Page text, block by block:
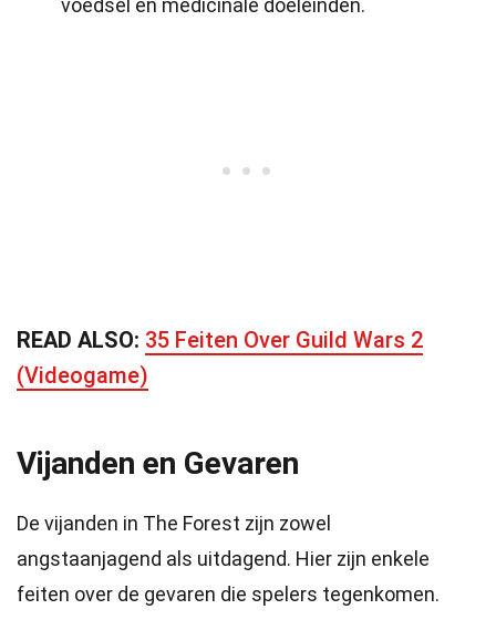
voedsel en medicinale doeleinden.
READ ALSO: 35 Feiten Over Guild Wars 2
(Videogame)
Vijanden en Gevaren
De vijanden in The Forest zijn zowel
angstaanjagend als uitdagend. Hier zijn enkele
feiten over de gevaren die spelers tegenkomen.